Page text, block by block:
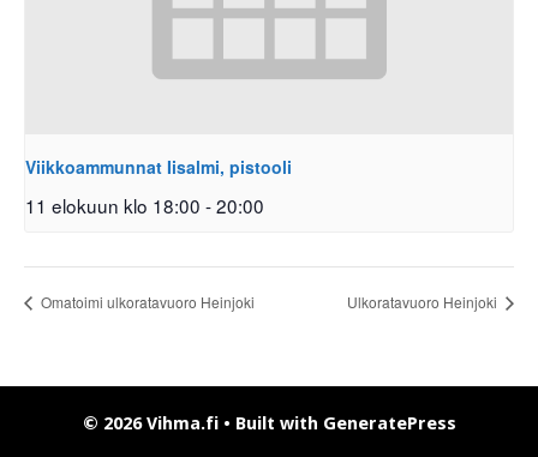
Viikkoammunnat Iisalmi, pistooli
11 elokuun klo 18:00 -20:00
Omatoimi ulkoratavuoro Heinjoki Ulkoratavuoro Heinjoki
© 2026 Vihma.fi• Built with GeneratePress